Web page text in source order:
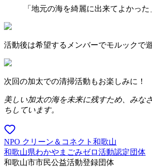
「地元の海を綺麗に出来てよかった
活動後は希望するメンバーでモルックで
次回の加太での清掃活動もお楽しみに！
美しい加太の海を未来に残すため、みな
ちしています。
NPO クリーン＆コネクト和歌山
和歌山県わかやまごみゼロ活動認定団体
和歌山市市民公益活動登録団体